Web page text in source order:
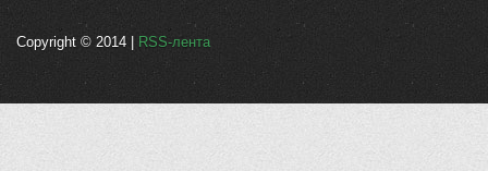
Copyright © 2014 | RSS-лента